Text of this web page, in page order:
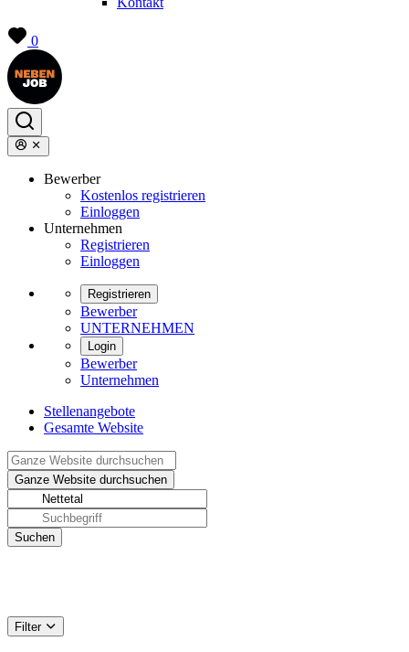
0
Bewerber
Kostenlos registrieren
Einloggen
Unternehmen
Registrieren
Einloggen
Registrieren
Bewerber
UNTERNEHMEN
Login
Bewerber
Unternehmen
Stellenangebote
Gesamte Website
Filter